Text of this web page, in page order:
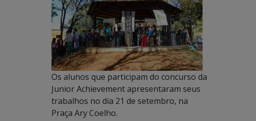
Os alunos que participam do concurso da
Junior Achievement apresentaram seus
trabalhos no dia 21 de setembro, na
Praça Ary Coelho.